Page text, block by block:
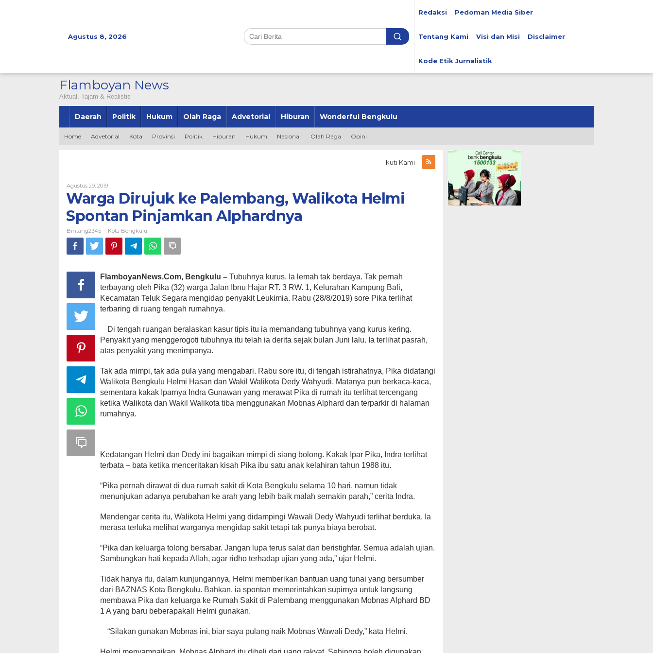
Agustus 8, 2026
Redaksi Pedoman Media Siber
Tentang Kami Visi dan Misi Disclaimer
Kode Etik Jurnalistik
Flamboyan News
Aktual, Tajam & Realistis
Daerah Politik Hukum Olah Raga Advetorial Hiburan Wonderful Bengkulu
Home Advetorial Kota Provinsi Politik Hiburan Hukum Nasional Olah Raga Opini
Ikuti Kami
Agustus 29, 2019Oleh
Bintang2345
Warga Dirujuk ke Palembang, Walikota Helmi
Spontan Pinjamkan Alphardnya
Bintang2345 - Kota Bengkulu
FlamboyanNews.Com, Bengkulu – Tubuhnya kurus. Ia lemah tak berdaya. Tak pernah
terbayang oleh Pika (32) warga Jalan Ibnu Hajar RT. 3 RW. 1, Kelurahan Kampung Bali,
Kecamatan Teluk Segara mengidap penyakit Leukimia. Rabu (28/8/2019) sore Pika terlihat
terbaring di ruang tengah rumahnya.
Di tengah ruangan beralaskan kasur tipis itu ia memandang tubuhnya yang kurus kering.
Penyakit yang menggerogoti tubuhnya itu telah ia derita sejak bulan Juni lalu. Ia terlihat pasrah,
atas penyakit yang menimpanya.
Tak ada mimpi, tak ada pula yang mengabari. Rabu sore itu, di tengah istirahatnya, Pika didatangi
Walikota Bengkulu Helmi Hasan dan Wakil Walikota Dedy Wahyudi. Matanya pun berkaca-kaca,
sementara kakak Iparnya Indra Gunawan yang merawat Pika di rumah itu terlihat tercengang
ketika Walikota dan Wakil Walikota tiba menggunakan Mobnas Alphard dan terparkir di halaman
rumahnya.
Kedatangan Helmi dan Dedy ini bagaikan mimpi di siang bolong. Kakak Ipar Pika, Indra terlihat
terbata – bata ketika menceritakan kisah Pika ibu satu anak kelahiran tahun 1988 itu.
“Pika pernah dirawat di dua rumah sakit di Kota Bengkulu selama 10 hari, namun tidak
menunjukan adanya perubahan ke arah yang lebih baik malah semakin parah,” cerita Indra.
Mendengar cerita itu, Walikota Helmi yang didampingi Wawali Dedy Wahyudi terlihat berduka. Ia
merasa terluka melihat warganya mengidap sakit tetapi tak punya biaya berobat.
“Pika dan keluarga tolong bersabar. Jangan lupa terus salat dan beristighfar. Semua adalah ujian.
Sambungkan hati kepada Allah, agar ridho terhadap ujian yang ada,” ujar Helmi.
Tidak hanya itu, dalam kunjungannya, Helmi memberikan bantuan uang tunai yang bersumber
dari BAZNAS Kota Bengkulu. Bahkan, ia spontan memerintahkan supirnya untuk langsung
membawa Pika dan keluarga ke Rumah Sakit di Palembang menggunakan Mobnas Alphard BD
1 A yang baru beberapakali Helmi gunakan.
“Silakan gunakan Mobnas ini, biar saya pulang naik Mobnas Wawali Dedy,” kata Helmi.